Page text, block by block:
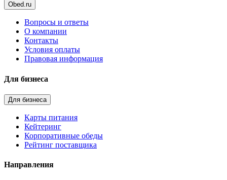
Obed.ru
Вопросы и ответы
О компании
Контакты
Условия оплаты
Правовая информация
Для бизнеса
Для бизнеса
Карты питания
Кейтеринг
Корпоративные обеды
Рейтинг поставщика
Направления